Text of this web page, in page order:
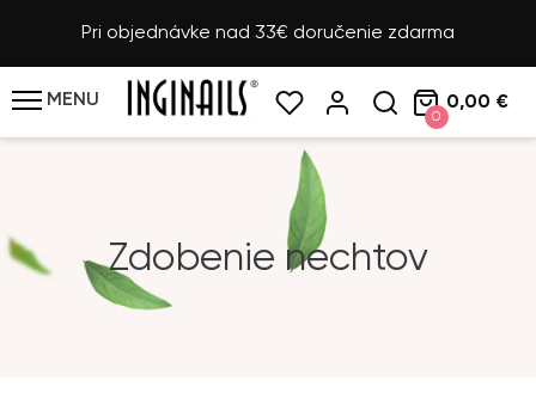
Pri objednávke nad 33€ doručenie zdarma
MENU
0
0,00 €
Zdobenie nechtov